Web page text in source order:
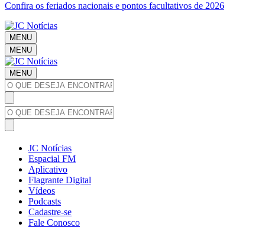
Confira os feriados nacionais e pontos facultativos de 2026
MENU
MENU
MENU
JC Notícias
Espacial FM
Aplicativo
Flagrante Digital
Vídeos
Podcasts
Cadastre-se
Fale Conosco